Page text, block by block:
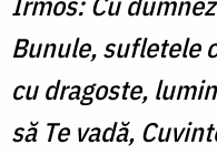
Bunule, sufletele
cu dragoste,
să Te vadă,